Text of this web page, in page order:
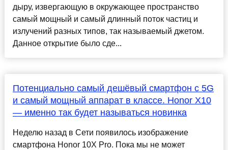
дыру, извергающую в окружающее пространство
самый мощный и самый длинный поток частиц и
излучений разных типов, так называемый джетом.
Данное открытие было сде...
Потенциально самый дешёвый смартфон с 5G
и самый мощный аппарат в классе. Honor X10
— именно так будет называться новинка
Неделю назад в Сети появилось изображение
смартфона Honor 10X Pro. Пока мы не может